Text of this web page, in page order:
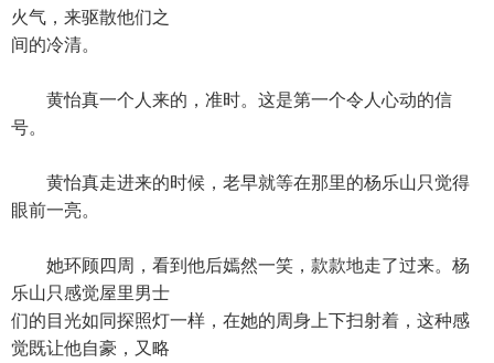
火气，来驱散他们之
间的冷清。
黄怡真一个人来的，准时。这是第一个令人心动的信
号。
黄怡真走进来的时候，老早就等在那里的杨乐山只觉得
眼前一亮。
她环顾四周，看到他后嫣然一笑，款款地走了过来。杨
乐山只感觉屋里男士
们的目光如同探照灯一样，在她的周身上下扫射着，这种感
觉既让他自豪，又略